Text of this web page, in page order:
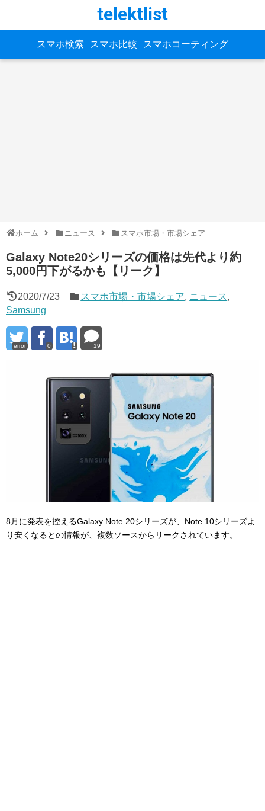
telektlist
スマホ検索 スマホ比較 スマホコーティング
ホーム ニュース スマホ市場・市場シェア
Galaxy Note20シリーズの価格は先代より約
5,000円下がるかも【リーク】
2020/7/23 スマホ市場・市場シェア, ニュース,
Samsung
error 0 19
8月に発表を控えるGalaxy Note 20シリーズが、Note 10シリーズよ
り安くなるとの情報が、複数ソースからリークされています。